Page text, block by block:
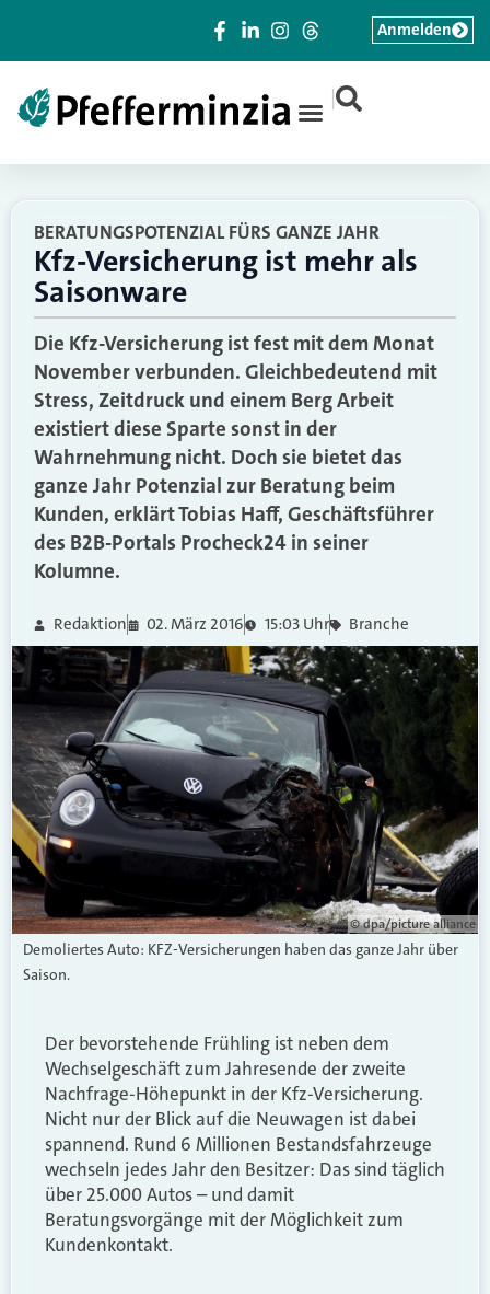
|
Anmelden
BERATUNGSPOTENZIAL FÜRS GANZE JAHR
Kfz-Versicherung ist mehr als
Saisonware
Die Kfz-Versicherung ist fest mit dem Monat
November verbunden. Gleichbedeutend mit
Stress, Zeitdruck und einem Berg Arbeit
existiert diese Sparte sonst in der
Wahrnehmung nicht. Doch sie bietet das
ganze Jahr Potenzial zur Beratung beim
Kunden, erklärt Tobias Haff, Geschäftsführer
des B2B-Portals Procheck24 in seiner
Kolumne.
Redaktion 02. März 2016 15:03 Uhr Branche
© dpa/picture alliance
Demoliertes Auto: KFZ-Versicherungen haben das ganze Jahr über
Saison.
Der bevorstehende Frühling ist neben dem
Wechselgeschäft zum Jahresende der zweite
Nachfrage-Höhepunkt in der Kfz-Versicherung.
Nicht nur der Blick auf die Neuwagen ist dabei
spannend. Rund 6 Millionen Bestandsfahrzeuge
wechseln jedes Jahr den Besitzer: Das sind täglich
über 25.000 Autos – und damit
Beratungsvorgänge mit der Möglichkeit zum
Kundenkontakt.